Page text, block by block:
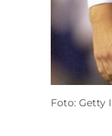
Foto: Getty